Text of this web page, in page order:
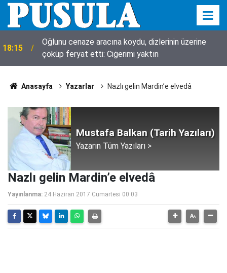
18:15
Oğlunu cenaze aracına koydu, dizlerinin üzerine
çöküp feryat etti: Ciğerimi yaktın
Anasayfa Yazarlar Nazlı gelin Mardin’e elvedâ
Mustafa Balkan (Tarih Yazıları)
Yazarın Tüm Yazıları >
Nazlı gelin Mardin’e elvedâ
Yayınlanma: 24 Haziran 2017 Cumartesi 00:03